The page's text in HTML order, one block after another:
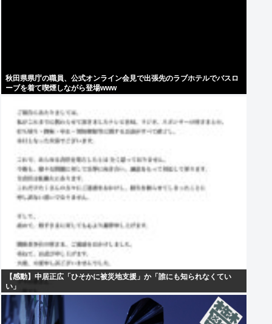
秋田県県庁の職員、公式オンライン会見で出張先のラブホテルでバスロ
ーブを着て喫煙しながら登場www
【感動】中居正広「ひそかに被災地支援」か「誰にも知られなくてい
い」